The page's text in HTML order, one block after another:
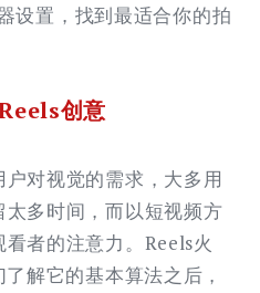
设置，找到最适合你的拍
创意
对视觉的需求，大多用
多时间，而以短视频方
者的注意力。Reels火
解它的基本算法之后，